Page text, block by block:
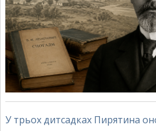
У трьох дитсадках Пирятина